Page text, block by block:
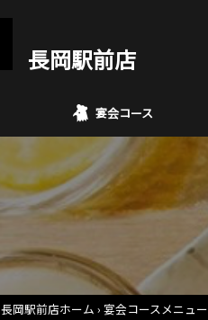
長岡駅前店
宴会コース
長岡駅前店ホーム 宴会コースメニュー